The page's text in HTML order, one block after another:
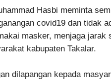
Hasbi meminta
covid19 dan tidak
masker, menjaga jarak
kabupaten Takalar.
dilapangan kepada